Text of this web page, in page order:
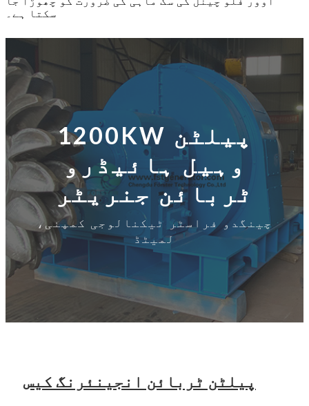
سکتا ہے۔
1200KW پیلٹن
وہیل ہائیڈرو
ٹربائن جنریٹر
چینگدو فراسٹر ٹیکنالوجی کمپنی،
لمیٹڈ
پیلٹن ٹربائن انجینئرنگ کیس